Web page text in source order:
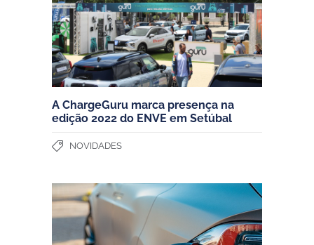
A ChargeGuru marca presença na
edição 2022 do ENVE em Setúbal
NOVIDADES